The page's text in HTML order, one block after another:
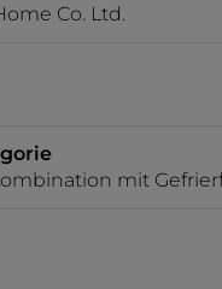
Co. Ltd.
mit